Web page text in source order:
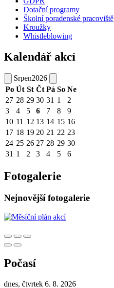
Dotační programy
Školní poradenské pracoviště
Kroužky
Whistleblowing
Kalendář akcí
Srpen2026
Po Út St Čt Pá So Ne
27 28 29 30 31 1
2
3
4 5 6 7 8
9
10 11 12 13 14 15 16
17 18 19 20 21 22 23
24 25 26 27 28 29 30
31 1 2 3 4 5 6
Fotogalerie
Nejnovější fotogalerie
Počasí
dnes, čtvrtek 6. 8. 2026